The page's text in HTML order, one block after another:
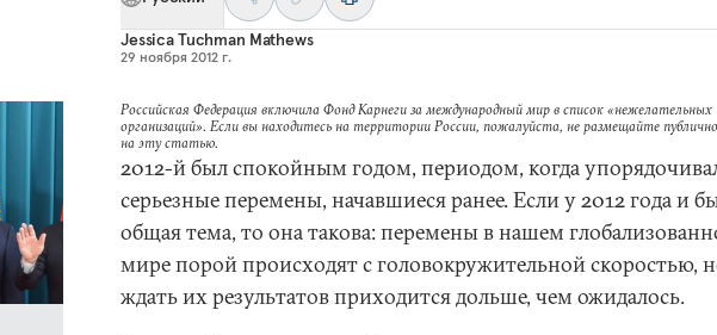
Jessica Tuchman Mathews
29 ноября 2012 г.
Российская Федерация включила Фонд Карнеги за международный мир в список «нежелательных
организаций». Если вы находитесь на территории России, пожалуйста, не размещайте
на эту статью.
2012-й был спокойным годом, периодом, когда
серьезные перемены, начавшиеся ранее. Если у 2012 года и
общая тема, то она такова: перемены в нашем
мире порой происходят с головокружительной скоростью,
ждать их результатов приходится дольше, чем ожидалось.